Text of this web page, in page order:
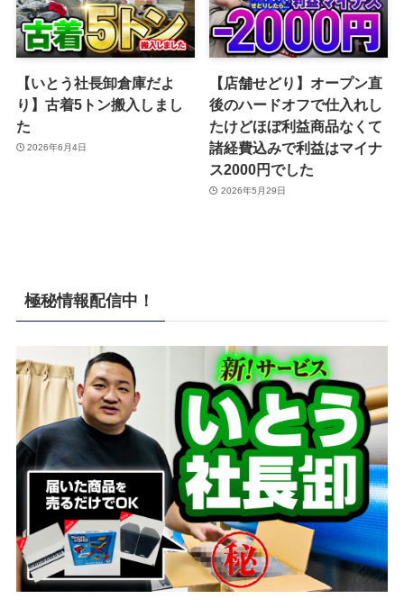
【いとう社長卸倉庫だよ
り】古着5トン搬入しまし
た
2026年6月4日
【店舗せどり】オープン直
後のハードオフで仕入れし
たけどほぼ利益商品なくて
諸経費込みで利益はマイナ
ス2000円でした
2026年5月29日
極秘情報配信中！